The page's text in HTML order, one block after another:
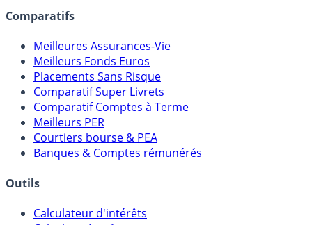
Meilleures Assurances-Vie
Meilleurs Fonds Euros
Placements Sans Risque
Comparatif Super Livrets
Comparatif Comptes à Terme
Meilleurs PER
Courtiers bourse & PEA